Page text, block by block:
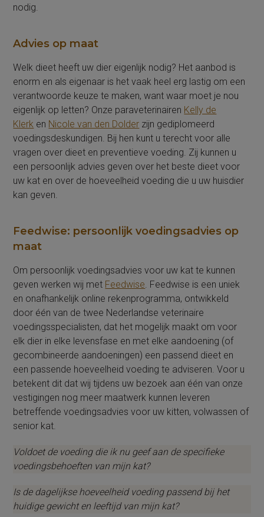
nodig.
Advies op maat
Welk dieet heeft uw dier eigenlijk nodig? Het aanbod is
enorm en als eigenaar is het vaak heel erg lastig om een
verantwoorde keuze te maken, want waar moet je nou
eigenlijk op letten? Onze paraveterinairen Kelly de
Klerk en Nicole van den Dolder zijn gediplomeerd
voedingsdeskundigen. Bij hen kunt u terecht voor alle
vragen over dieet en preventieve voeding. Zij kunnen u
een persoonlijk advies geven over het beste dieet voor
uw kat en over de hoeveelheid voeding die u uw huisdier
kan geven.
Feedwise: persoonlijk voedingsadvies op
maat
Om persoonlijk voedingsadvies voor uw kat te kunnen
geven werken wij met Feedwise. Feedwise is een uniek
en onafhankelijk online rekenprogramma, ontwikkeld
door één van de twee Nederlandse veterinaire
voedingsspecialisten, dat het mogelijk maakt om voor
elk dier in elke levensfase en met elke aandoening (of
gecombineerde aandoeningen) een passend dieet en
een passende hoeveelheid voeding te adviseren. Voor u
betekent dit dat wij tijdens uw bezoek aan één van onze
vestigingen nog meer maatwerk kunnen leveren
betreffende voedingsadvies voor uw kitten, volwassen of
senior kat.
Voldoet de voeding die ik nu geef aan de specifieke
voedingsbehoeften van mijn kat?
Is de dagelijkse hoeveelheid voeding passend bij het
huidige gewicht en leeftijd van mijn kat?